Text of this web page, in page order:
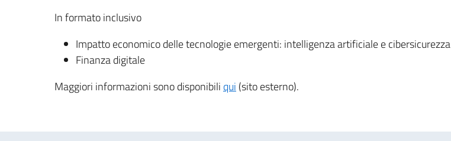
In formato inclusivo
Impatto economico delle tecnologie emergenti: intelligenza artificiale e cibersicurezza
Finanza digitale
Maggiori informazioni sono disponibili qui (sito esterno).